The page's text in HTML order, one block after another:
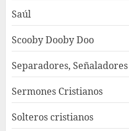
Saúl
Scooby Dooby Doo
Separadores, Señaladores
Sermones Cristianos
Solteros cristianos